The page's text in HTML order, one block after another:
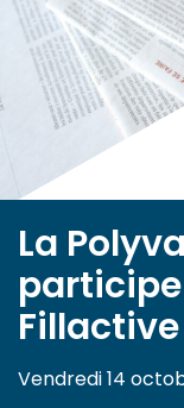
submenu
La
Fillactive
Vendredi 14